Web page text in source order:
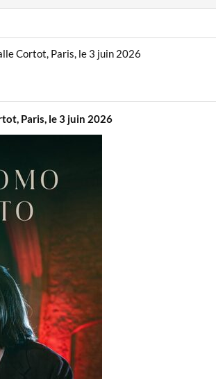
Cortot, Paris, le 3 juin 2026
Paris, le 3 juin 2026